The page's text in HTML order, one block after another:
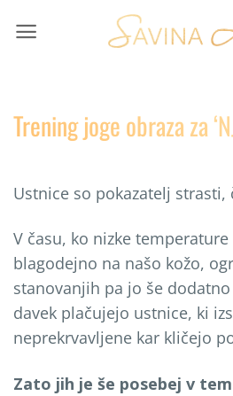
Trening joge obraza za
Ustnice so pokazatelj
V času, ko nizke
blagodejno na našo kožo,
stanovanjih pa jo še
davek plačujejo ustnice, ki
neprekrvavljene kar kličejo
Zato jih je še posebej v